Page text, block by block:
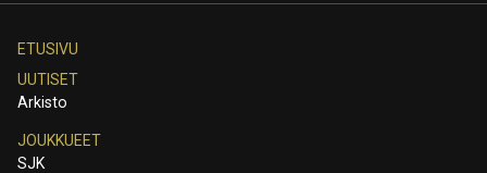
ETUSIVU
UUTISET
Arkisto
JOUKKUEET
SJK